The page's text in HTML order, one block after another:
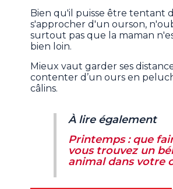
Bien qu'il puisse être tentant
s'approcher d'un ourson,
surtout pas que la maman
bien loin.
Mieux vaut garder ses
contenter d’un ours en
câlins.
À lire également
Printemps : que
vous trouvez un
animal dans votre